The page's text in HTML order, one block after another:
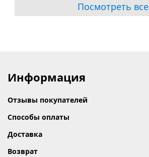
Посмотреть все
Информация
Отзывы покупателей
Способы оплаты
Доставка
Возврат